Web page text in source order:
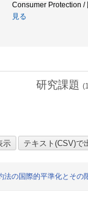
Consumer Protection /
見る
研究課題 (
法の国際的平準化とその